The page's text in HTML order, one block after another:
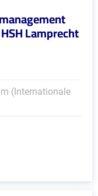
Lamprecht
(Internationale